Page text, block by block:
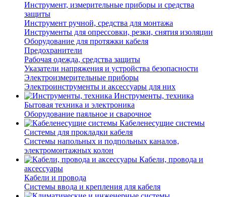
Инструмент, измерительные приборы и средства
защиты
Инструмент ручной, средства для монтажа
Инструменты для опрессовки, резки, снятия изоляции
Оборудование для протяжки кабеля
Предохранители
Рабочая одежда, средства защиты
Указатели напряжения и устройства безопасности
Электроизмерительные приборы
Электроинструменты и аксессуары для них
Инструменты, техника
Бытовая техника и электроника
Оборудование паяльное и сварочное
Кабеленесущие системы
Системы для прокладки кабеля
Системы напольных и подпольных каналов,
электромонтажных колон
Кабели, провода и
аксессуары
Кабели и провода
Системы ввода и крепления для кабеля